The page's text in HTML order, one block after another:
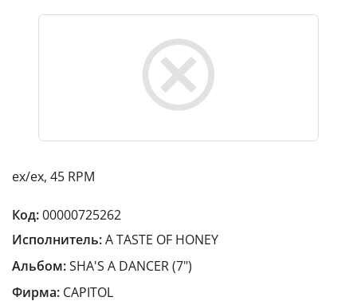
ex/ex, 45 RPM
Код:00000725262
Исполнитель:A TASTE OF HONEY
Альбом:SHA'S A DANCER (7")
Фирма: CAPITOL